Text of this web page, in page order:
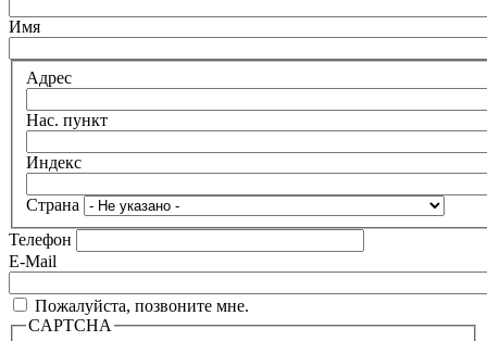
Имя
Адрес
Нас. пункт
Индекс
Страна
Телефон
E-Mail
Пожалуйста, позвоните мне.
CAPTCHA